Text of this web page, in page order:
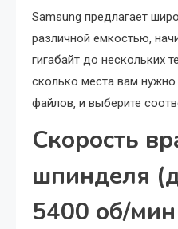
Samsung предлагает
различной емкостью‚
гигабайт до нескольких
сколько места вам
файлов‚ и выберите
Скорость
шпинделя
5400 об/